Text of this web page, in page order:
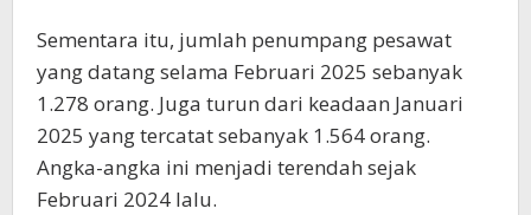
Sementara itu, jumlah penumpang pesawat
yang datang selama Februari 2025 sebanyak
1.278 orang. Juga turun dari keadaan Januari
2025 yang tercatat sebanyak 1.564 orang.
Angka-angka ini menjadi terendah sejak
Februari 2024 lalu.